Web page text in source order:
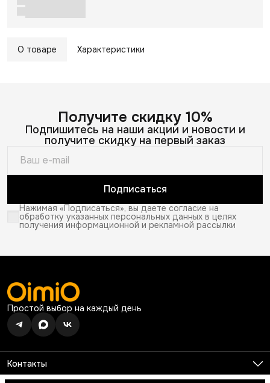
О товаре Характеристики
Получите скидку 10%
Подпишитесь на наши акции и новости и
получите скидку на первый заказ
Подписаться
Нажимая «Подписаться», вы даете согласие на
обработку указанных персональных данных в целях
получения информационной и рекламной рассылки
Простой выбор на каждый день
Контакты
Телефон